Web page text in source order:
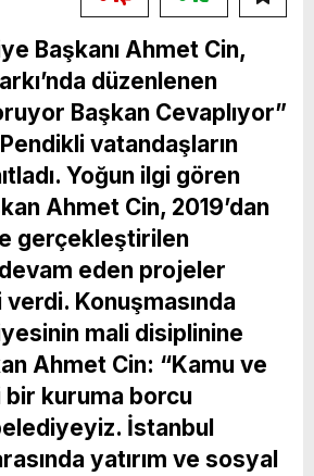
Başkanı Ahmet Cin,
düzenlenen
Başkan Cevaplıyor”
vatandaşların
Yoğun ilgi gören
Ahmet Cin, 2019’dan
gerçekleştirilen
eden projeler
verdi. Konuşmasında
mali disiplinine
Ahmet Cin: “Kamu ve
bir kuruma borcu
İstanbul
yatırım ve sosyal